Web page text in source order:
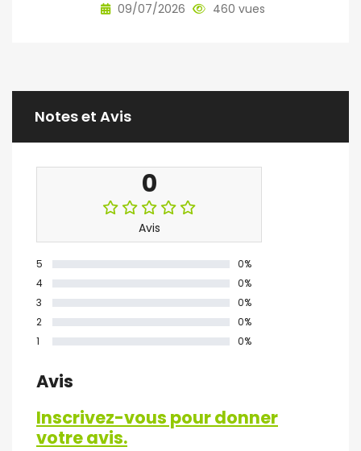
09/07/2026 460 vues
Notes et Avis
0
Avis
5
0%
4
0%
3
0%
2
0%
1
0%
Avis
Inscrivez-vous pour donner
votre avis.